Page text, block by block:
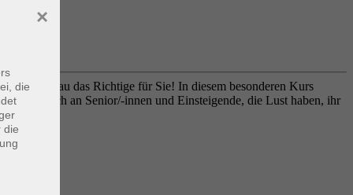
genau das Richtige für Sie! In diesem besonderen Kurs
richtet sich an Senior/-innen und Einsteigende, die Lust haben, ihr
die
die
×